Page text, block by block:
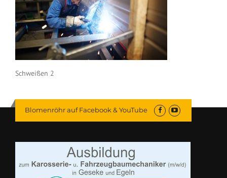
Schweißen 2
Blomenröhr auf Facebook & YouTube